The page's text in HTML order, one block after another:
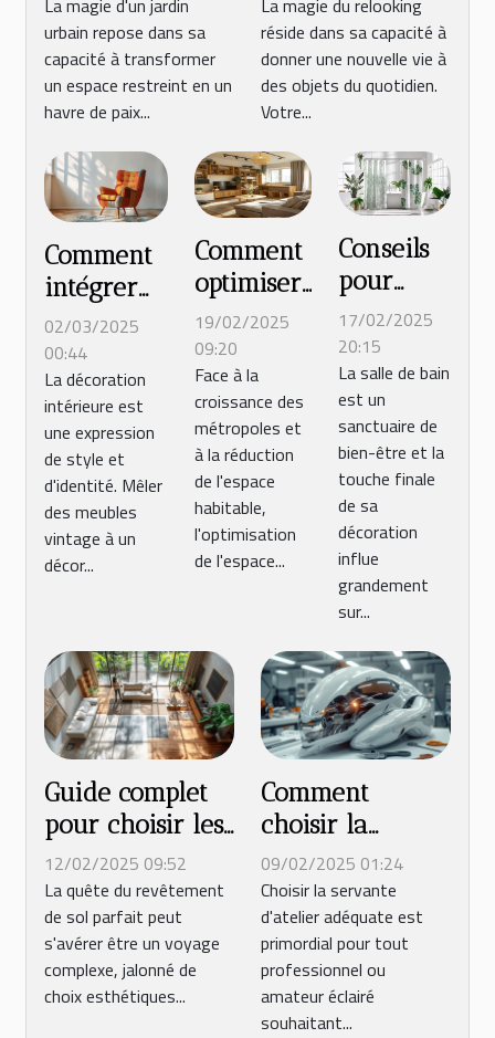
conseils pour
maximiser votre
jardin urbain
urbain repose dans sa
capacité à transformer
un espace restreint en un
havre de paix...
en pin en une
pièce moderne
réside dans sa capacité à
donner une nouvelle vie à
des objets du quotidien.
Votre...
Comment
intégrer
des
meubles
vintage
dans une
décoration
moderne
02/03/2025
00:44
La décoration
intérieure est
une expression
de style et
d'identité. Mêler
des meubles
vintage à un
décor...
Comment
optimiser
l'espace
dans les
petits
logements
urbains
19/02/2025
09:20
Face à la
croissance des
métropoles et
à la réduction
de l'espace
habitable,
l'optimisation
de l'espace...
Conseils
pour
choisir le
rideau de
douche
parfait
pour
votre
salle de
bain
17/02/2025
20:15
La salle de bain
est un
sanctuaire de
bien-être et la
touche finale
de sa
décoration
influe
grandement
sur...
Guide complet
pour choisir les
meilleurs
revêtements de
sol pour votre
maison
12/02/2025 09:52
La quête du revêtement
de sol parfait peut
s'avérer être un voyage
complexe, jalonné de
choix esthétiques...
Comment
choisir la
meilleure
servante pour
organiser un
atelier en 2025
09/02/2025 01:24
Choisir la servante
d'atelier adéquate est
primordial pour tout
professionnel ou
amateur éclairé
souhaitant...